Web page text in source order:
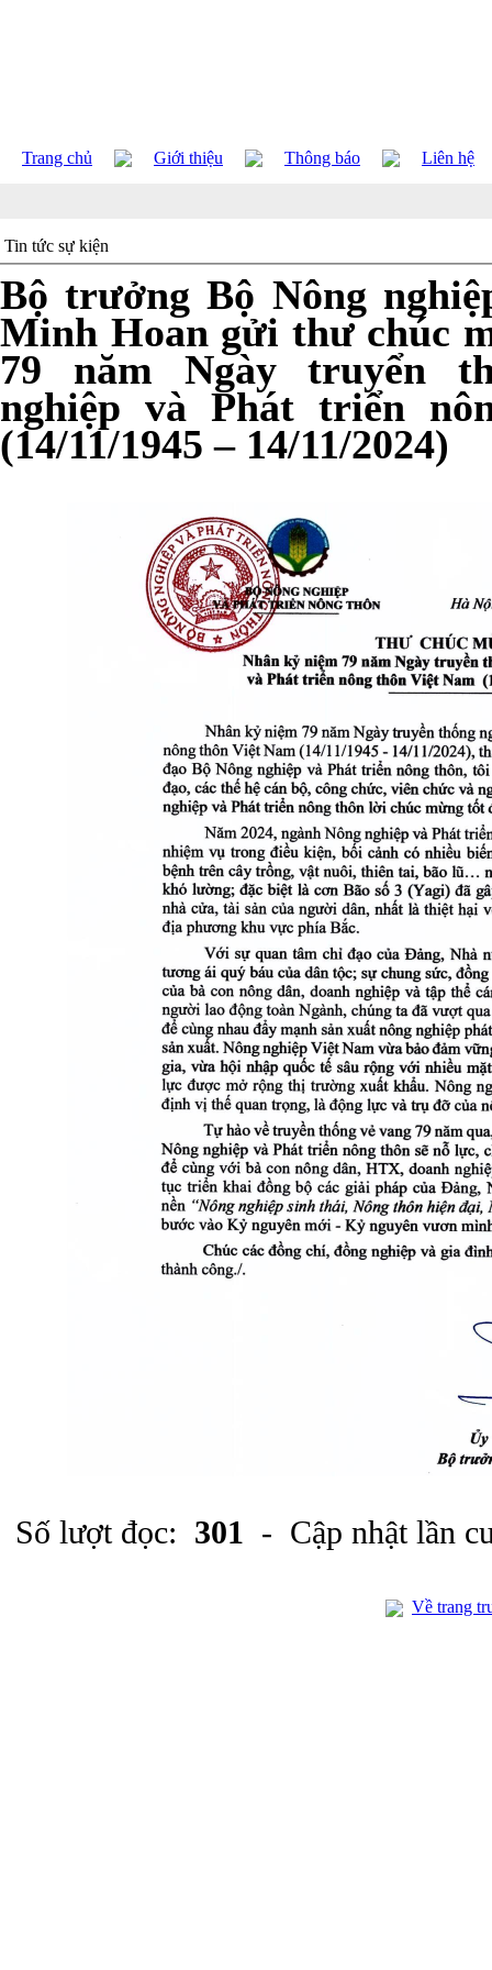
Trang chủ Giới thiệu Thông báo Liên hệ
Tin tức sự kiện
Bộ trưởng Bộ Nông
Minh Hoan gửi thư chúc
79 năm Ngày truyển
nghiệp và Phát triển
(14/11/1945 – 14/11/2024)
Số lượt đọc: 301 - Cập nhật lần
Về trang